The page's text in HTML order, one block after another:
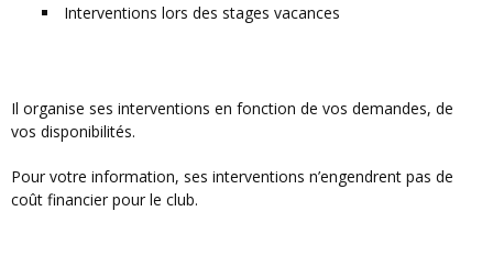
Interventions lors des stages vacances
Il organise ses interventions en fonction de vos demandes, de
vos disponibilités.
Pour votre information, ses interventions n’engendrent pas de
coût financier pour le club.